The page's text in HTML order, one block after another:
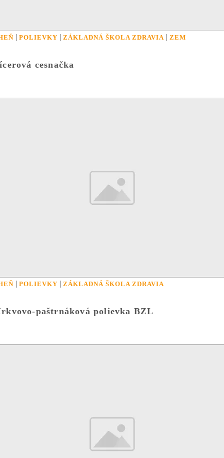
| POLIEVKY | ZÁKLADNÁ ŠKOLA ZDRAVIA | ZEM
cesnačka
| POLIEVKY | ZÁKLADNÁ ŠKOLA ZDRAVIA
paštrnáková polievka BZL